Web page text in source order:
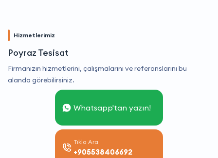
Hizmetlerimiz
Poyraz Tesisat
Firmanızın hizmetlerini, çalışmalarını ve referanslarını bu
alanda görebilirsiniz.
Whatsapp'tan yazın!
Tıkla Ara
+905538406692